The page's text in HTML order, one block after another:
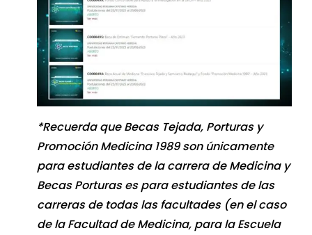
*Recuerda que Becas Tejada, Porturas y
Promoción Medicina 1989 son únicamente
para estudiantes de la carrera de Medicina y
Becas Porturas es para estudiantes de las
carreras de todas las facultades (en el caso
de la Facultad de Medicina, para la Escuela